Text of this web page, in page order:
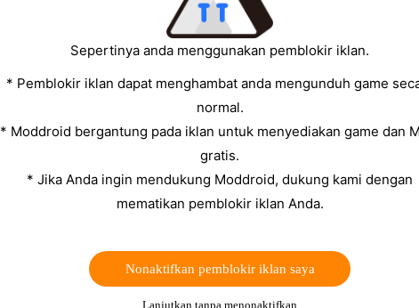
Sepertinya anda menggunakan pemblokir iklan.
* Pemblokir iklan dapat menghambat anda mengunduh game
normal.
* Moddroid bergantung pada iklan untuk menyediakan game dan
gratis.
* Jika Anda ingin mendukung Moddroid, dukung kami dengan
mematikan pemblokir iklan Anda.
Nonaktifkan pemblokir iklan saya
Lanjutkan tanpa menonaktifkan